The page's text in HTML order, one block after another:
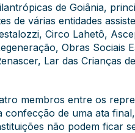
de Goiânia,
de várias entidades
Circo Lahetô,
Obras Sociais
Lar das Crianças
membros entre os
de uma ata
não podem ficar